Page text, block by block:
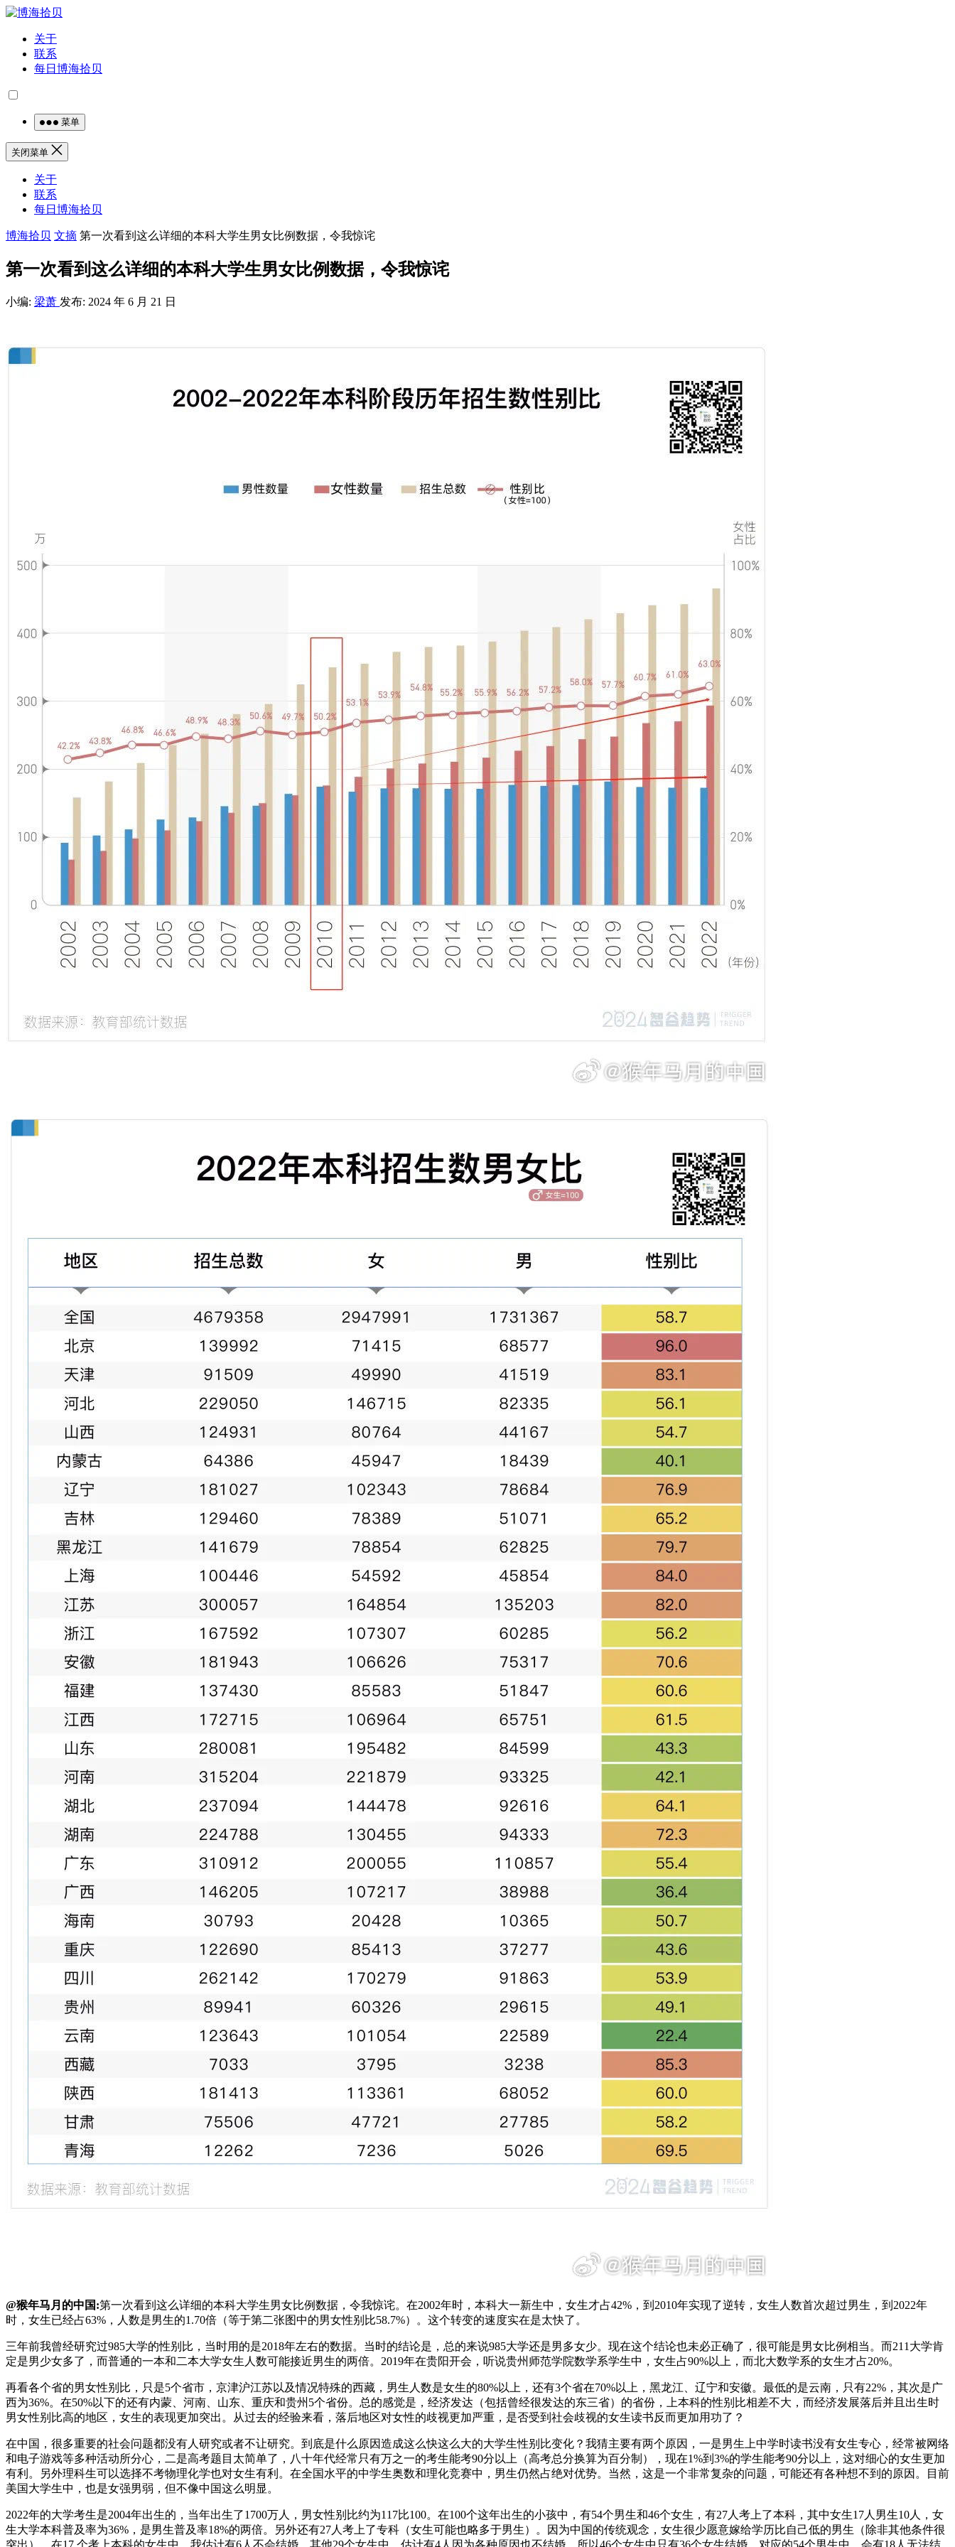
关于
联系
每日博海拾贝
菜单
关闭菜单
关于
联系
每日博海拾贝
博海拾贝 文摘 第一次看到这么详细的本科大学生男女比例数据，令我惊诧
第一次看到这么详细的本科大学生男女比例数据，令我惊诧
小编: 梁萧 发布: 2024 年 6 月 21 日
@猴年马月的中国:第一次看到这么详细的本科大学生男女比例数据，令我惊诧。在2002年时，本科大一新生中，女生才占42%，到2010年实现了逆转，女生人数首次超过男生，到2022年
时，女生已经占63%，人数是男生的1.70倍（等于第二张图中的男女性别比58.7%）。这个转变的速度实在是太快了。
三年前我曾经研究过985大学的性别比，当时用的是2018年左右的数据。当时的结论是，总的来说985大学还是男多女少。现在这个结论也未必正确了，很可能是男女比例相当。而211大学肯
定是男少女多了，而普通的一本和二本大学女生人数可能接近男生的两倍。2019年在贵阳开会，听说贵州师范学院数学系学生中，女生占90%以上，而北大数学系的女生才占20%。
再看各个省的男女性别比，只是5个省市，京津沪江苏以及情况特殊的西藏，男生人数是女生的80%以上，还有3个省在70%以上，黑龙江、辽宁和安徽。最低的是云南，只有22%，其次是广
西为36%。在50%以下的还有内蒙、河南、山东、重庆和贵州5个省份。总的感觉是，经济发达（包括曾经很发达的东三省）的省份，上本科的性别比相差不大，而经济发展落后并且出生时
男女性别比高的地区，女生的表现更加突出。从过去的经验来看，落后地区对女性的歧视更加严重，是否受到社会歧视的女生读书反而更加用功了？
在中国，很多重要的社会问题都没有人研究或者不让研究。到底是什么原因造成这么快这么大的大学生性别比变化？我猜主要有两个原因，一是男生上中学时读书没有女生专心，经常被网络
和电子游戏等多种活动所分心，二是高考题目太简单了，八十年代经常只有万之一的考生能考90分以上（高考总分换算为百分制），现在1%到3%的学生能考90分以上，这对细心的女生更加
有利。另外理科生可以选择不考物理化学也对女生有利。在全国水平的中学生奥数和理化竞赛中，男生仍然占绝对优势。当然，这是一个非常复杂的问题，可能还有各种想不到的原因。目前
美国大学生中，也是女强男弱，但不像中国这么明显。
2022年的大学考生是2004年出生的，当年出生了1700万人，男女性别比约为117比100。在100个这年出生的小孩中，有54个男生和46个女生，有27人考上了本科，其中女生17人男生10人，女
生大学本科普及率为36%，是男生普及率18%的两倍。另外还有27人考上了专科（女生可能也略多于男生）。因为中国的传统观念，女生很少愿意嫁给学历比自己低的男生（除非其他条件很
突出）。在17 个考上本科的女生中，我估计有6人不会结婚，其他29个女生中，估计有4人因为各种原因也不结婚，所以46个女生中只有36个女生结婚，对应的54个男生中，会有18人无法结